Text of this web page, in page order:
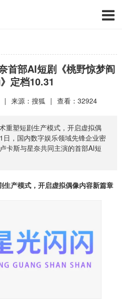
首部AI短剧《桃野惊梦阎
定档10.31
| 来源： 搜狐 | 查看： 32924
重塑短剧生产模式，开启虚拟偶
，国内数字娱乐领域先锋企业密
卡斯与星奈共同主演的首部AI短
生产模式，开启虚拟偶像内容新篇章